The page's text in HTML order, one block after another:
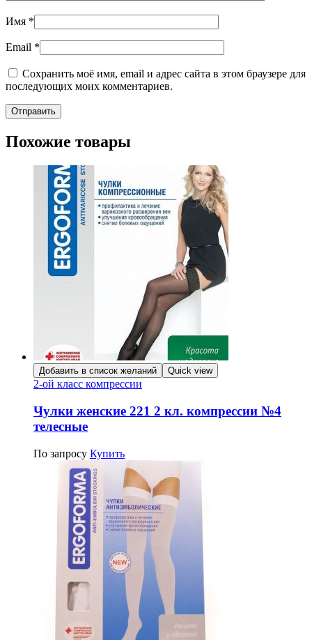
Имя *
Email *
Сохранить моё имя, email и адрес сайта в этом браузере для
последующих моих комментариев.
Похожие товары
Добавить в список желаний Quick view
2-ой класс компрессии
Чулки женские 221 2 кл. компрессии №4
телесные
По запросу Купить